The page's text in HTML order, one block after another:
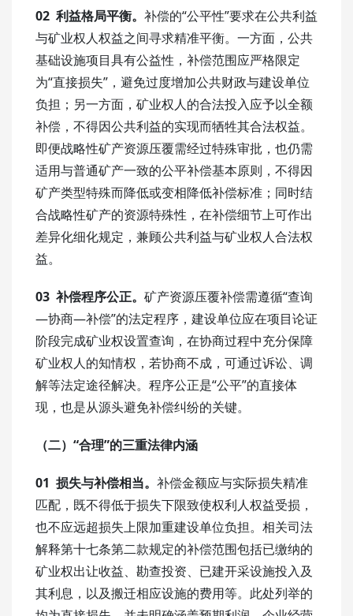
02 利益格局平衡。 补偿的“公平性”要求在公共利益
与矿业权人权益之间寻求精准平衡。一方面，公共
基础设施项目具有公益性，补偿范围应严格限定
为“直接损失”，避免过度增加公共财政与建设单位
负担；另一方面，矿业权人的合法投入应予以全额
补偿，不得因公共利益的实现而牺牲其合法权益。
即便战略性矿产资源压覆需经过特殊审批，也仍需
适用与普通矿产一致的公平补偿基本原则，不得因
矿产类型特殊而降低或变相降低补偿标准；同时结
合战略性矿产的资源特殊性，在补偿细节上可作出
差异化细化规定，兼顾公共利益与矿业权人合法权
益。
03 补偿程序公正。 矿产资源压覆补偿需遵循“查询
—协商—补偿”的法定程序，建设单位应在项目论证
阶段完成矿业权设置查询，在协商过程中充分保障
矿业权人的知情权，若协商不成，可通过诉讼、调
解等法定途径解决。程序公正是“公平”的直接体
现，也是从源头避免补偿纠纷的关键。
（二）“合理”的三重法律内涵
01 损失与补偿相当。 补偿金额应与实际损失精准
匹配，既不得低于损失下限致使权利人权益受损，
也不应远超损失上限加重建设单位负担。相关司法
解释第十七条第二款规定的补偿范围包括已缴纳的
矿业权出让收益、勘查投资、已建开采设施投入及
其利息，以及搬迁相应设施的费用等。此处列举的